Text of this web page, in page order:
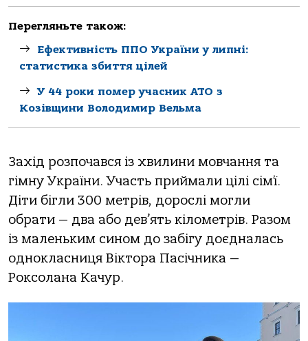
Перегляньте також:
Ефективність ППО України у липні:
статистика збиття цілей
У 44 роки помер учасник АТО з
Козівщини Володимир Вельма
Захід розпочався із хвилини мовчання та
гімну України. Участь приймали цілі сім’ї.
Діти бігли 300 метрів, дорослі могли
обрати — два або дев’ять кілометрів. Разом
із маленьким сином до забігу доєдналась
однокласниця Віктора Пасічника —
Роксолана Качур.